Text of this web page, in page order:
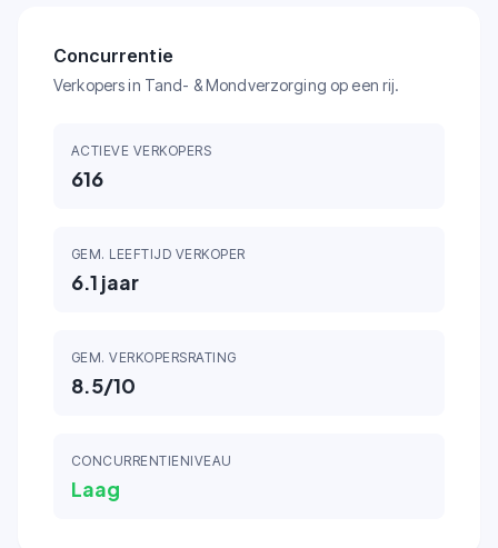
Concurrentie
Verkopers in Tand- & Mondverzorging op een rij.
ACTIEVE VERKOPERS
616
GEM. LEEFTIJD VERKOPER
6.1 jaar
GEM. VERKOPERSRATING
8.5/10
CONCURRENTIENIVEAU
Laag